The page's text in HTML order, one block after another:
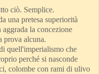
ciò. Semplice.
una pretesa superiorità
la concezione
prova alcuna.
quell'imperialismo che
perché si nasconde
colombe con rami di ulivo